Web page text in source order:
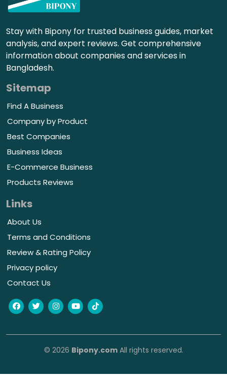
Stay with Bipony for trusted business guides, market
analysis, and expert reviews. Get comprehensive
information about companies and services in
Bangladesh.
Sitemap
Find A Business
Company by Product
Best Companies
Business Ideas
E-Commerce Business
Products Reviews
Links
About Us
Terms and Conditions
Review & Rating Policy
Privacy policy
Contact Us
© 2026 Bipony.comAll rights reserved.